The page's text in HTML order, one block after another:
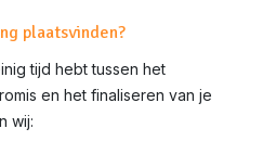
plaatsvinden?
tijd hebt tussen het
en het finaliseren van je
wij: